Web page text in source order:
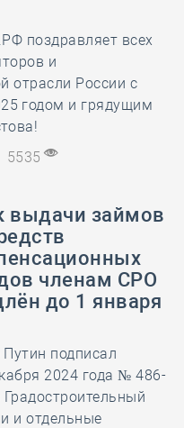
поздравляет всех
и
отрасли России с
годом и грядущим
5535
выдачи займов
членам СРО
до 1 января
подписал
2024 года № 486-
и отдельные